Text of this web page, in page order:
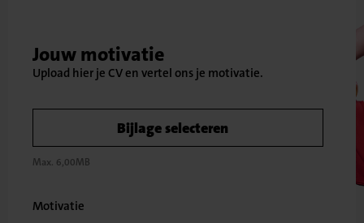
Jouw motivatie
Bijlage selecteren
Max. 6,00MB
Motivatie